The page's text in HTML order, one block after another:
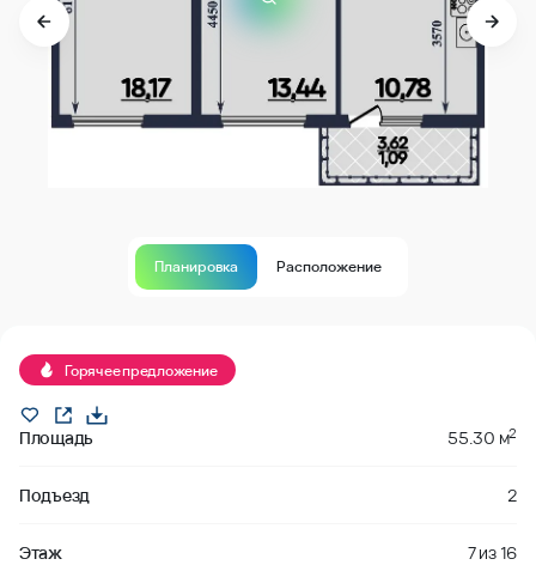
Планировка Расположение
Горячее предложение
Площадь 55.30 м2
Подъезд 2
Этаж 7из16